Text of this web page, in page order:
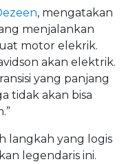
, mengatakan
menjalankan
motor elekrik.
akan elektrik.
yang panjang
tidak akan bisa
langkah yang logis
legendaris ini.